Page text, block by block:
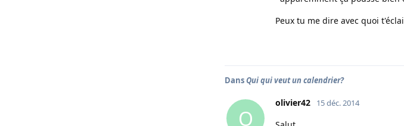
Peux tu me dire avec quoi
DansQui qui veut un calendrier?
O
olivier42 15 déc. 2014